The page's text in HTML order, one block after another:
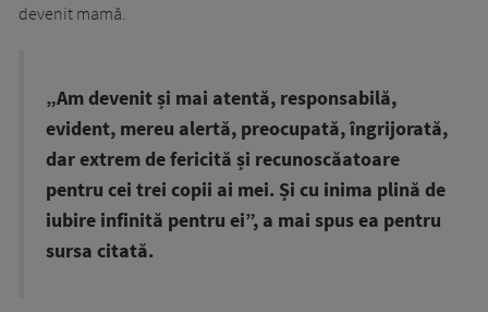
devenit mamă.
„Am devenit și mai atentă, responsabilă,
evident, mereu alertă, preocupată, îngrijorată,
dar extrem de fericită și recunoscăatoare
pentru cei trei copii ai mei. Și cu inima plină de
iubire infinită pentru ei”, a mai spus ea pentru
sursa citată.